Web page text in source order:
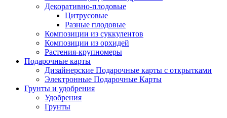
Декоративно-плодовые
Цитрусовые
Разные плодовые
Композиции из суккулентов
Композиции из орхидей
Растения-крупномеры
Подарочные карты
Дизайнерские Подарочные карты с открытками
Электронные Подарочные Карты
Грунты и удобрения
Удобрения
Грунты